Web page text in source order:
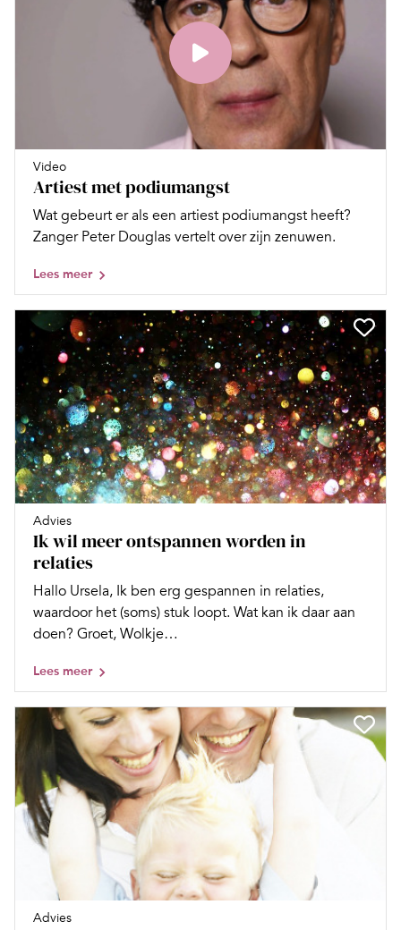
Video
Artiest met podiumangst
Wat gebeurt er als een artiest podiumangst heeft?
Zanger Peter Douglas vertelt over zijn zenuwen.
Lees meer
Advies
Ik wil meer ontspannen worden in
relaties
Hallo Ursela, Ik ben erg gespannen in relaties,
waardoor het (soms) stuk loopt. Wat kan ik daar aan
doen? Groet, Wolkje…
Lees meer
Advies